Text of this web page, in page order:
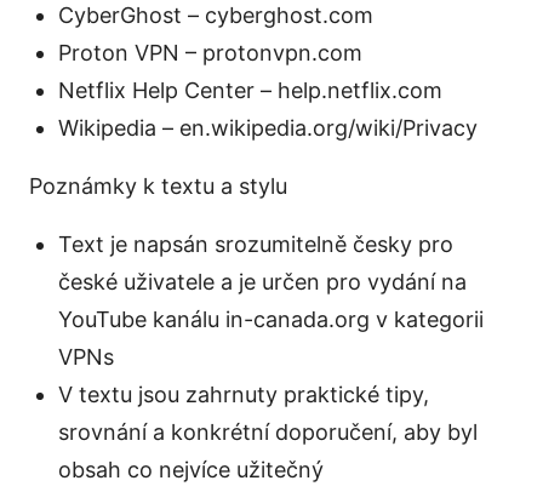
CyberGhost – cyberghost.com
Proton VPN – protonvpn.com
Netflix Help Center – help.netflix.com
Wikipedia – en.wikipedia.org/wiki/Privacy
Poznámky k textu a stylu
Text je napsán srozumitelně česky pro
české uživatele a je určen pro vydání na
YouTube kanálu in-canada.org v kategorii
VPNs
V textu jsou zahrnuty praktické tipy,
srovnání a konkrétní doporučení, aby byl
obsah co nejvíce užitečný